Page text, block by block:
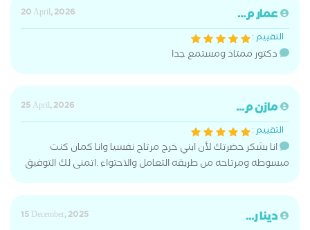
عمار م...
20 April, 2026
التقييم :
دكتور ممتاذ ومستمع جدا
مازن م...
25 April, 2026
التقييم :
انا بشكر حضرتك لأن ابني خرج مرتاح نفسيا وانا كمان كنت
مبسوطه ومرتاحه من طريقه التعامل والاحتواء .اتمنى لك التوفيق
دينا ر...
15 December, 2025